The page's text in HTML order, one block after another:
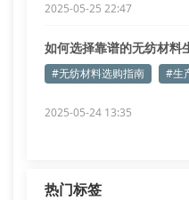
2025-05-25 22:47
如何选择靠谱的无纺材料
#无纺材料选购指南 #生
2025-05-24 13:35
热门标签